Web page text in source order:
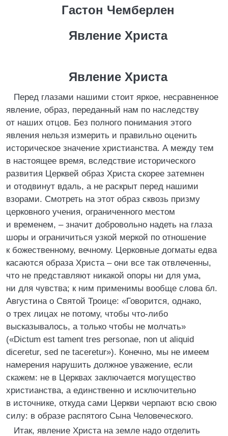
Гастон Чемберлен
Явление Христа
Явление Христа
Перед глазами нашими стоит яркое, несравненное
явление, образ, переданный нам по наследству
от наших отцов. Без полного понимания этого
явления нельзя измерить и правильно оценить
историческое значение христианства. А между тем
в настоящее время, вследствие исторического
развития Церквей образ Христа скорее затемнен
и отодвинут вдаль, а не раскрыт перед нашими
взорами. Смотреть на этот образ сквозь призму
церковного учения, ограниченного местом
и временем, – значит добровольно надеть на глаза
шоры и ограничиться узкой меркой по отношение
к божественному, вечному. Церковные догматы едва
касаются образа Христа – они все так отвлеченны,
что не представляют никакой опоры ни для ума,
ни для чувства; к ним применимы вообще слова бл.
Августина о Святой Троице: «Говорится, однако,
о трех лицах не потому, чтобы что-либо
высказывалось, а только чтобы не молчать»
(«Dictum est tament tres personae, non ut aliquid
diceretur, sed ne taceretur»). Конечно, мы не имеем
намерения нарушить должное уважение, если
скажем: не в Церквах заключается могущество
христианства, а единственно и исключительно
в источнике, откуда сами Церкви черпают всю свою
силу: в образе распятого Сына Человеческого.
Итак, явление Христа на земле надо отделить